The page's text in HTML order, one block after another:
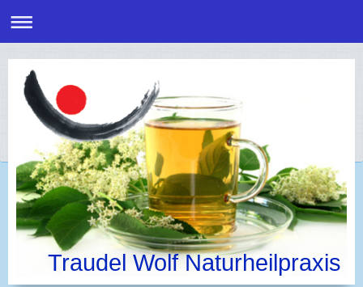
Traudel Wolf Naturheilpraxis